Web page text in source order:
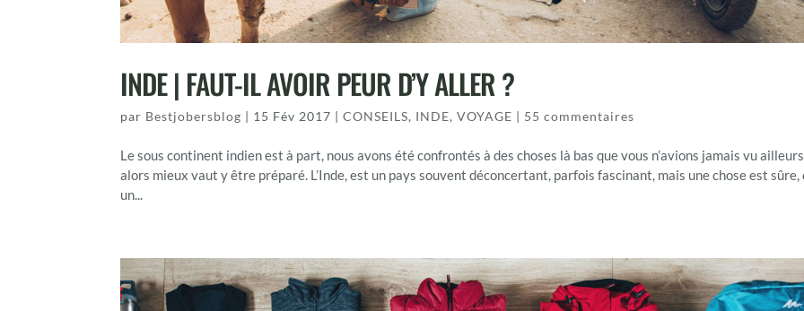
INDE | FAUT-IL AVOIR PEUR D’Y ALLER ?
par Bestjobersblog | 15 Fév 2017 |CONSEILS, INDE,VOYAGE | 55 commentaires
Le sous continent indien est à part, nous avons été confrontés à des choses là bas que vous n’avions jamais vu
alors mieux vaut y être préparé. L’Inde, est un pays souvent déconcertant, parfois fascinant, mais une chose est sûre,
un...